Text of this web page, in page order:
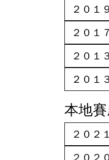
２０１
２０１
２０１
２０１
本地
２０２
２０２